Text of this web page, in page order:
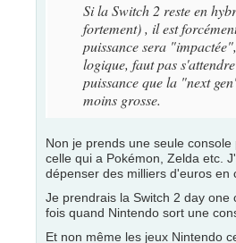
Si la Switch 2 reste en
fortement) , il est
puissance sera
logique, faut pas
puissance que la "next
moins grosse.
Non je prends une seule
celle qui a Pokémon, Zelda etc.
dépenser des milliers d'euros en
Je prendrais la Switch 2 day one
fois quand Nintendo sort une
Et non même les jeux Nintendo